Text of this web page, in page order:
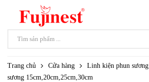
Trang chủ Cửa hàng Linh kiện phun sương
sương 15cm,20cm,25cm,30cm